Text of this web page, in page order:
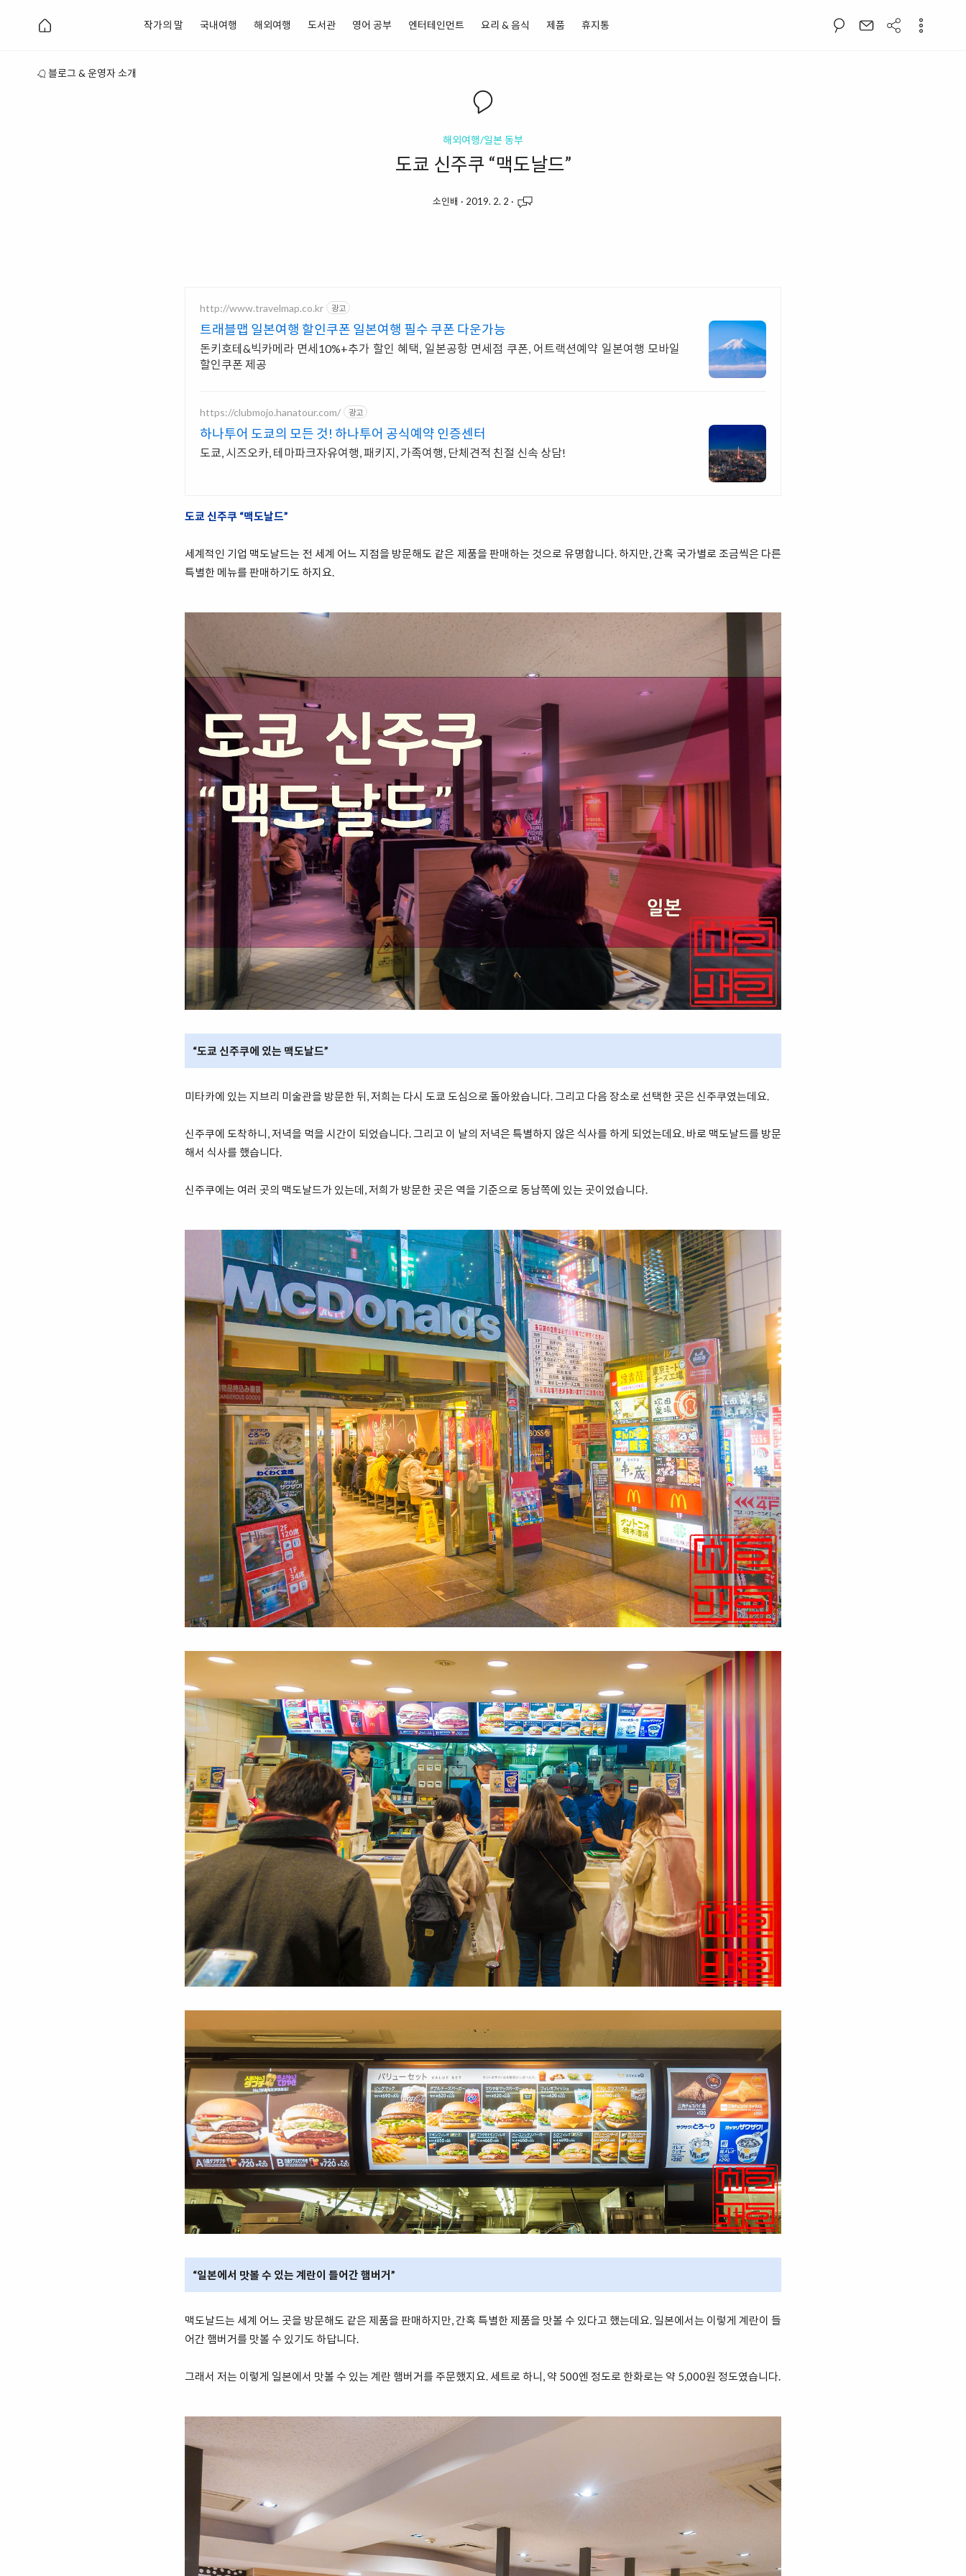
작가의 말 국내여행 해외여행 도서관 영어 공부 엔터테인먼트 요리 & 음식 제품 휴지통
블로그 & 운영자 소개
해외여행/일본 동부
도쿄 신주쿠 “맥도날드”
소인배 · 2019. 2. 2 ·
http://www.travelmap.co.kr 광고
트래블맵 일본여행 할인쿠폰 일본여행 필수 쿠폰 다운가능
돈키호테&빅카메라 면세10%+추가 할인 혜택, 일본공항 면세점 쿠폰, 어트랙션예약 일본여행 모바일
할인쿠폰 제공
https://clubmojo.hanatour.com/ 광고
하나투어 도쿄의 모든 것! 하나투어 공식예약 인증센터
도쿄, 시즈오카, 테마파크자유여행, 패키지, 가족여행, 단체견적 친절 신속 상담!
도쿄 신주쿠 “맥도날드”
세계적인 기업 맥도날드는 전 세계 어느 지점을 방문해도 같은 제품을 판매하는 것으로 유명합니다. 하지만, 간혹 국가별로 조금씩은 다른
특별한 메뉴를 판매하기도 하지요.
“도쿄 신주쿠에 있는 맥도날드”
미타카에 있는 지브리 미술관을 방문한 뒤, 저희는 다시 도쿄 도심으로 돌아왔습니다. 그리고 다음 장소로 선택한 곳은 신주쿠였는데요.
신주쿠에 도착하니, 저녁을 먹을 시간이 되었습니다. 그리고 이 날의 저녁은 특별하지 않은 식사를 하게 되었는데요. 바로 맥도날드를 방문
해서 식사를 했습니다.
신주쿠에는 여러 곳의 맥도날드가 있는데, 저희가 방문한 곳은 역을 기준으로 동남쪽에 있는 곳이었습니다.
“일본에서 맛볼 수 있는 계란이 들어간 햄버거”
맥도날드는 세계 어느 곳을 방문해도 같은 제품을 판매하지만, 간혹 특별한 제품을 맛볼 수 있다고 했는데요. 일본에서는 이렇게 계란이 들
어간 햄버거를 맛볼 수 있기도 하답니다.
그래서 저는 이렇게 일본에서 맛볼 수 있는 계란 햄버거를 주문했지요. 세트로 하니, 약 500엔 정도로 한화로는 약 5,000원 정도였습니다.